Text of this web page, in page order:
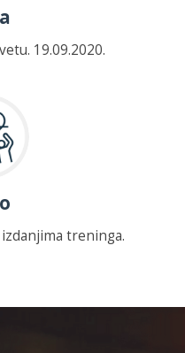
19.09.2020.
treninga.